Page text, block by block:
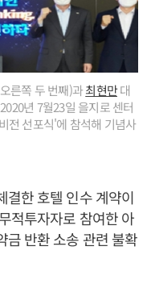
른쪽 두 번째)과최현만대
년 7월23일 을지로 센터
전 선포식'에 참석해 기념사
결한 호텔 인수 계약이
적투자자로 참여한 아
금 반환 소송 관련 불확